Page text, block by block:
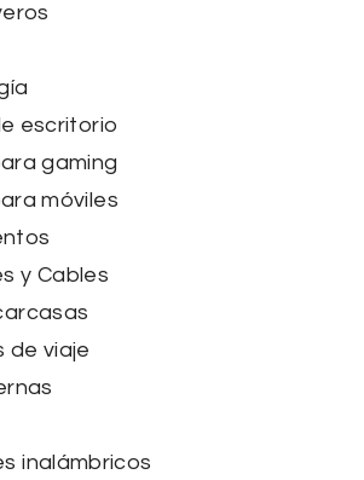
escritorio
gaming
móviles
y Cables
de viaje
inalámbricos